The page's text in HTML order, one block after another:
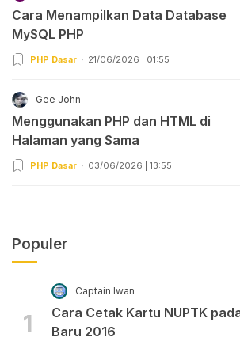
Cara Menampilkan Data Database
MySQL PHP
PHP Dasar 21/06/2026 | 01:55
Gee John
Menggunakan PHP dan HTML di
Halaman yang Sama
PHP Dasar 03/06/2026 | 13:55
Populer
1
Captain Iwan
Cara Cetak Kartu NUPTK
Baru 2016